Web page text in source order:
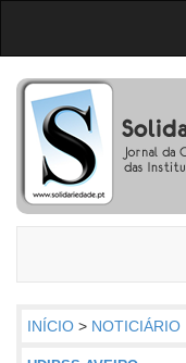
INÍCIO > NOTICIÁRIO